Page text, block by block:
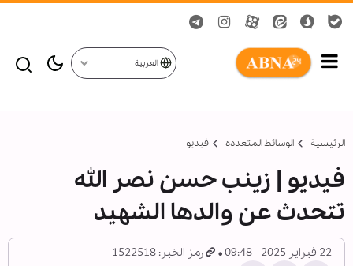
العربية
الرئيسية الوسائط المتعدده فیدیو
فیدیو | زينب حسن نصر الله
تتحدث عن والدها الشهيد
22 فبراير 2025 - 09:48 رمز الخبر: 1522518